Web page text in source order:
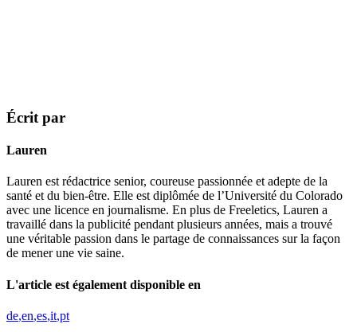
Écrit par
Lauren
Lauren est rédactrice senior, coureuse passionnée et adepte de la
santé et du bien-être. Elle est diplômée de l’Université du Colorado
avec une licence en journalisme. En plus de Freeletics, Lauren a
travaillé dans la publicité pendant plusieurs années, mais a trouvé
une véritable passion dans le partage de connaissances sur la façon
de mener une vie saine.
L'article est également disponible en
de en es it pt